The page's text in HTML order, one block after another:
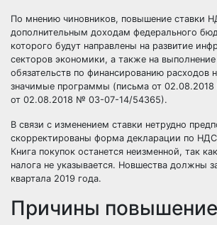
По мнению чиновников, повышение ставки
дополнительным доходам федерального
которого будут направлены на развитие
секторов экономики, а также на
обязательств по финансированию расходов
значимые программы (письма от
от 02.08.2018 № 03-07-14/54365).
В связи с изменением ставки нетрудно
скорректированы форма декларации по
Книга покупок останется неизменной, так
налога не указывается. Новшества должны
квартала 2019 года.
Причины